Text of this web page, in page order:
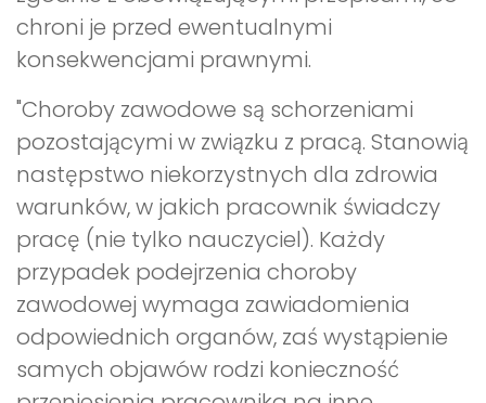
chroni je przed ewentualnymi
konsekwencjami prawnymi.
"Choroby zawodowe są schorzeniami
pozostającymi w związku z pracą. Stanowią
następstwo niekorzystnych dla zdrowia
warunków, w jakich pracownik świadczy
pracę (nie tylko nauczyciel). Każdy
przypadek podejrzenia choroby
zawodowej wymaga zawiadomienia
odpowiednich organów, zaś wystąpienie
samych objawów rodzi konieczność